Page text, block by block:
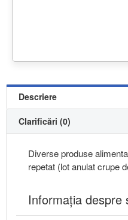
Descriere
Clarificări (0)
Diverse produse
repetat (lot anulat crupe
Informaţia despre